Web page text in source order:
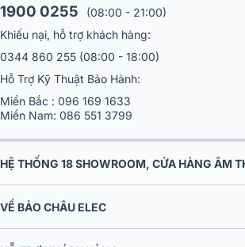
1900 0255
(08:00 - 21:00)
Khiếu nại, hỗ trợ khách hàng:
0344 860 255 (08:00 - 18:00)
Hỗ Trợ Kỹ Thuật Bảo Hành:
Miền Bắc : 096 169 1633
Miền Nam: 086 551 3799
HỆ THỐNG 18 SHOWROOM, CỬA HÀNG ÂM
VỀ BẢO CHÂU ELEC